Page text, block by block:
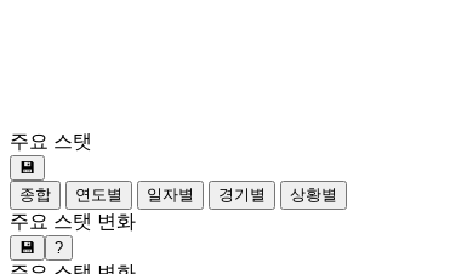
주요 스탯
💾
종합
연도별 일자별 경기별 상황별
주요 스탯 변화
💾 ?